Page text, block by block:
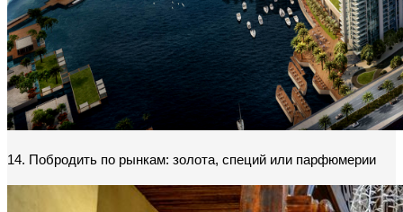
14. Побродить по рынкам: золота, специй или парфюмерии